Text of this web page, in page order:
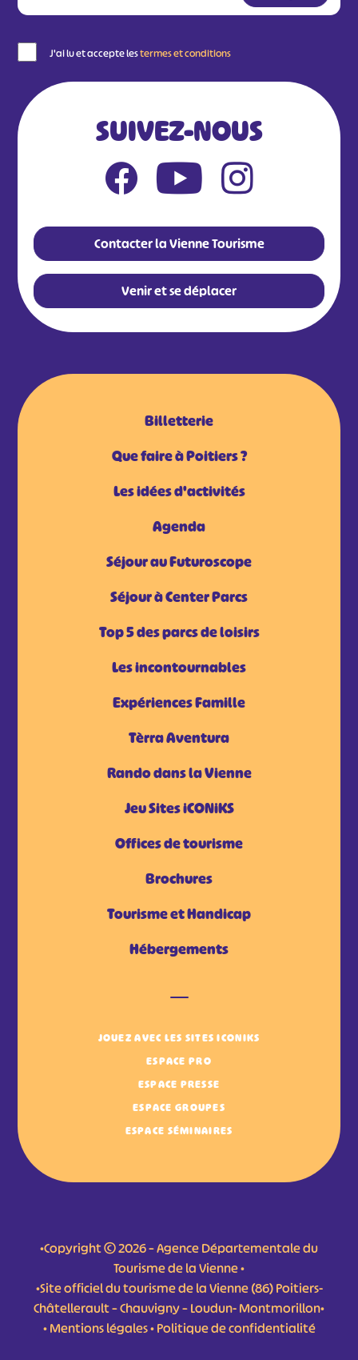
J'ai lu et accepte lestermes et conditions
SUIVEZ-NOUS
Contacter la Vienne Tourisme
Venir et se déplacer
Billetterie
Que faire à Poitiers ?
Les idées d'activités
Agenda
Séjour au Futuroscope
Séjour à Center Parcs
Top 5 des parcs de loisirs
Les incontournables
Expériences Famille
Tèrra Aventura
Rando dans la Vienne
Jeu Sites iCONiKS
Offices de tourisme
Brochures
Tourisme et Handicap
Hébergements
JOUEZ AVEC LES SITES ICONIKS
ESPACE PRO
ESPACE PRESSE
ESPACE GROUPES
ESPACE SÉMINAIRES
•Copyright © 2026 – Agence Départementale du
Tourisme de la Vienne •
•Site officiel du tourisme de la Vienne (86) Poitiers-
Châtellerault – Chauvigny – Loudun- Montmorillon•
•Mentions légales•Politique de confidentialité